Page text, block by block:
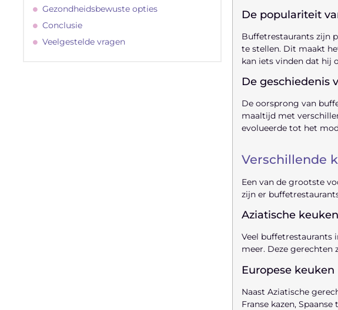
De populariteit
Buffetrestaurants zijn
te stellen. Dit maakt
kan iets vinden dat hij
De geschiedenis
De oorsprong van
maaltijd met
evolueerde tot het
Verschillende
Een van de grootste
zijn er
Aziatische keuken
Veel buffetrestaurants
meer. Deze gerechten
Europese keuken
Naast Aziatische
Franse kazen,
Gezondheidsbewuste opties
Conclusie
Veelgestelde vragen